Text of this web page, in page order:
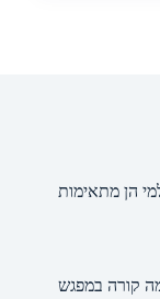
הן מתאימות
קורה במפגש